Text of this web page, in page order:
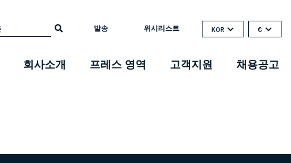
발송 위시리스트 KOR €
회사소개 프레스 영역 고객지원 채용공고